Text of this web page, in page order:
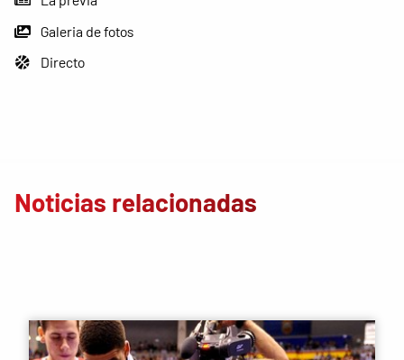
Galeria de fotos
Directo
Noticias relacionadas